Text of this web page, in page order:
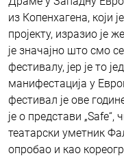
из Копенхагена, који
пројекту, изразио је
је значајно што смо
фестивалу, јер је то
манифестација у
фестивал је ове
је о представи „Safe“,
театарски уметник
опробао и као